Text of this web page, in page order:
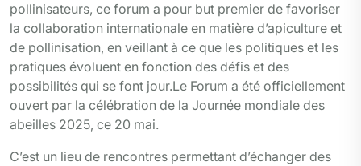
pollinisateurs, ce forum a pour but premier de favoriser
la collaboration internationale en matière d’apiculture et
de pollinisation, en veillant à ce que les politiques et les
pratiques évoluent en fonction des défis et des
possibilités qui se font jour.Le Forum a été officiellement
ouvert par la célébration de la Journée mondiale des
abeilles 2025, ce 20 mai.
C’est un lieu de rencontres permettant d’échanger des